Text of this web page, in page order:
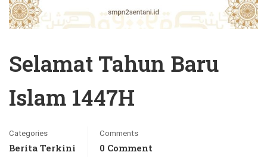
Selamat Tahun Baru
Islam 1447H
Categories
Berita Terkini
Comments
0 Comment